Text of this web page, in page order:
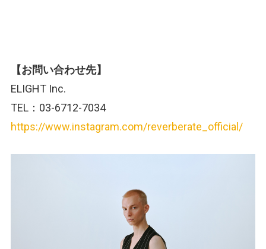
【お問い合わせ先】
ELIGHT Inc.
TEL：03-6712-7034
https://www.instagram.com/reverberate_official/